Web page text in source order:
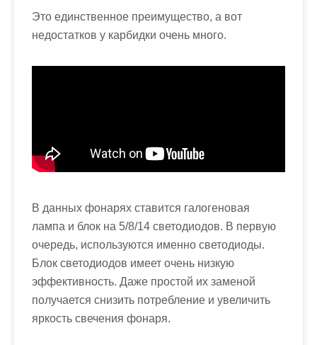
Это единственное преимущество, а вот
недостатков у карбидки очень много.
В данных фонарях ставится галогеновая
лампа и блок на 5/8/14 светодиодов. В первую
очередь, используются именно светодиоды.
Блок светодиодов имеет очень низкую
эффективность. Даже простой их заменой
получается снизить потребление и увеличить
яркость свечения фонаря.